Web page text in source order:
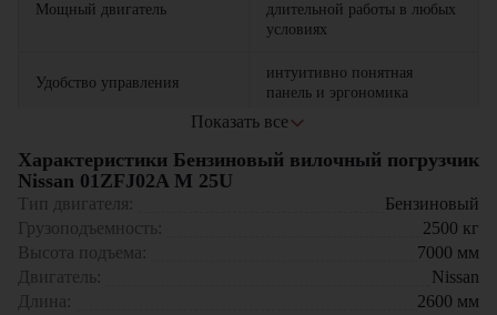
Мощный двигатель
длительной работы в любых
условиях
Удобство управления
интуитивно понятная
панель и эргономика
ограниченном пространстве
Прочная конструкция
обеспечивает надежность и
Где применяется вилочный погрузчик Nissan 01ZFJ02A
M 25U?
Показать все
Характеристики Бензиновый вилочный погрузчик
Nissan 01ZFJ02A M 25U
Тип двигателя:
Бензиновый
Грузоподъемность:
2500 кг
Высота подъема:
7000 мм
Двигатель:
Nissan
Длина:
2600 мм